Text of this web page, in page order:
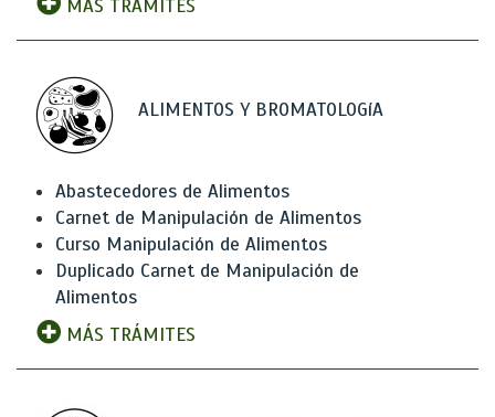
MÁS TRÁMITES
ALIMENTOS Y BROMATOLOGíA
Abastecedores de Alimentos
Carnet de Manipulación de Alimentos
Curso Manipulación de Alimentos
Duplicado Carnet de Manipulación de
Alimentos
MÁS TRÁMITES